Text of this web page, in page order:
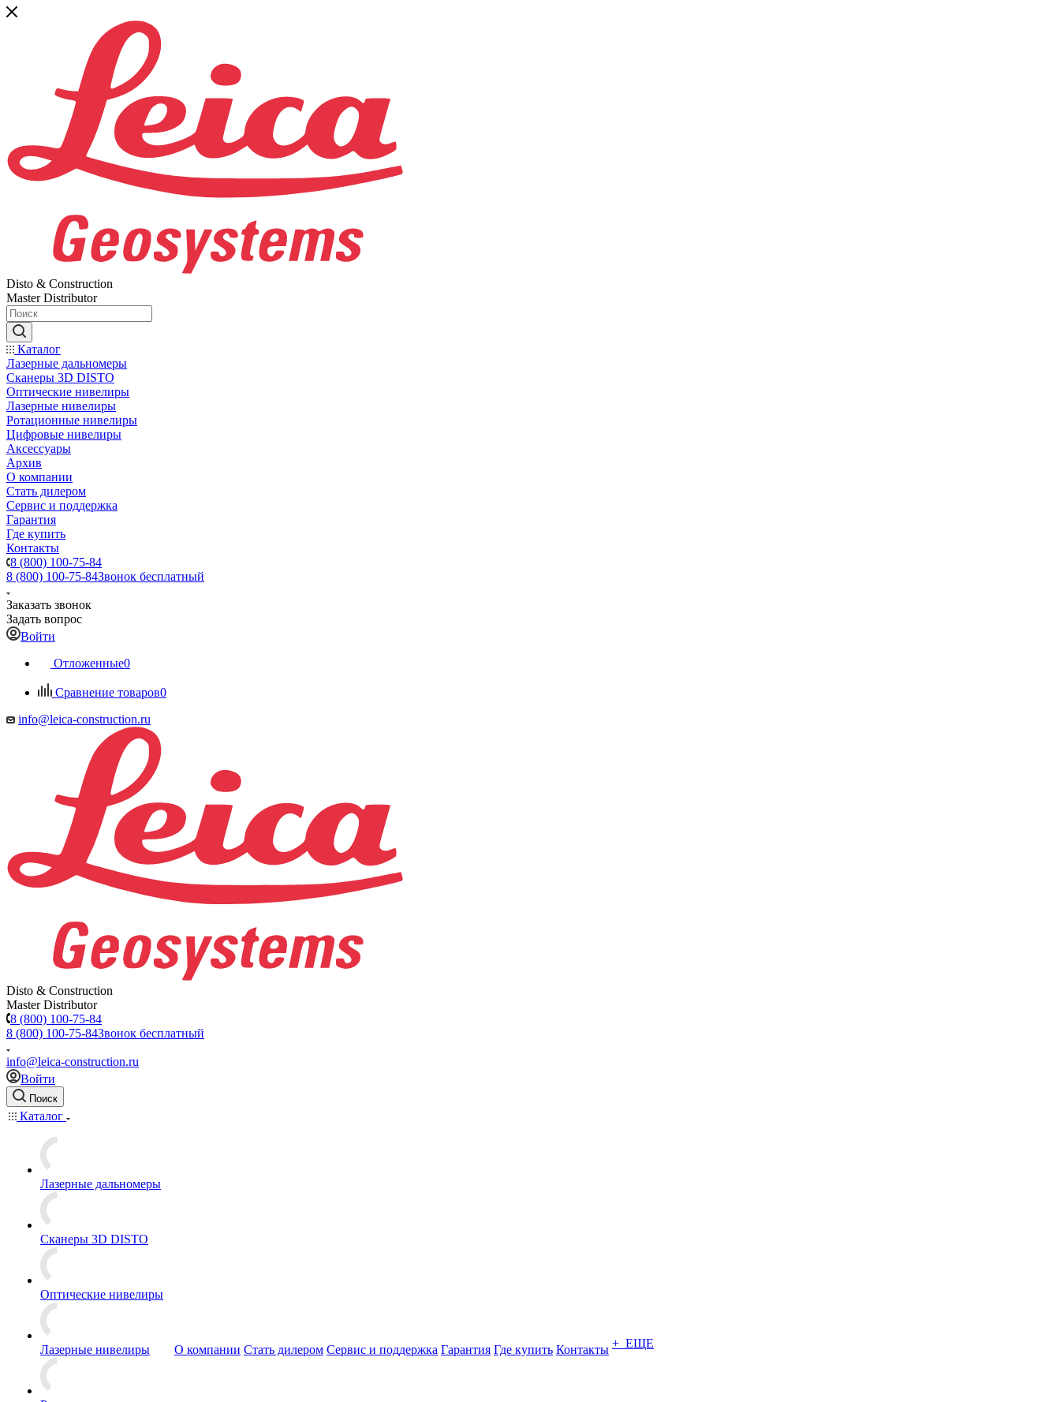
Disto & Construction
Master Distributor
Каталог
Лазерные дальномеры
Сканеры 3D DISTO
Оптические нивелиры
Лазерные нивелиры
Ротационные нивелиры
Цифровые нивелиры
Аксессуары
Архив
О компании
Стать дилером
Сервис и поддержка
Гарантия
Где купить
Контакты
8 (800) 100-75-84
8 (800) 100-75-84Звонок бесплатный
Заказать звонок
Задать вопрос
Войти
Отложенные0
Сравнение товаров0
info@leica-construction.ru
Disto & Construction
Master Distributor
8 (800) 100-75-84
8 (800) 100-75-84Звонок бесплатный
info@leica-construction.ru
Войти
Поиск
Каталог
Лазерные дальномеры
Сканеры 3D DISTO
Оптические нивелиры
Лазерные нивелиры О компании Стать дилером Сервис и поддержка Гарантия Где купить Контакты + ЕЩЕ